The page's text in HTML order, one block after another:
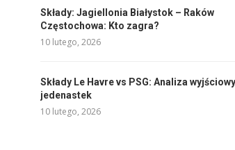
Składy: Jagiellonia Białystok – Raków
Częstochowa: Kto zagra?
10 lutego, 2026
Składy Le Havre vs PSG: Analiza
jedenastek
10 lutego, 2026